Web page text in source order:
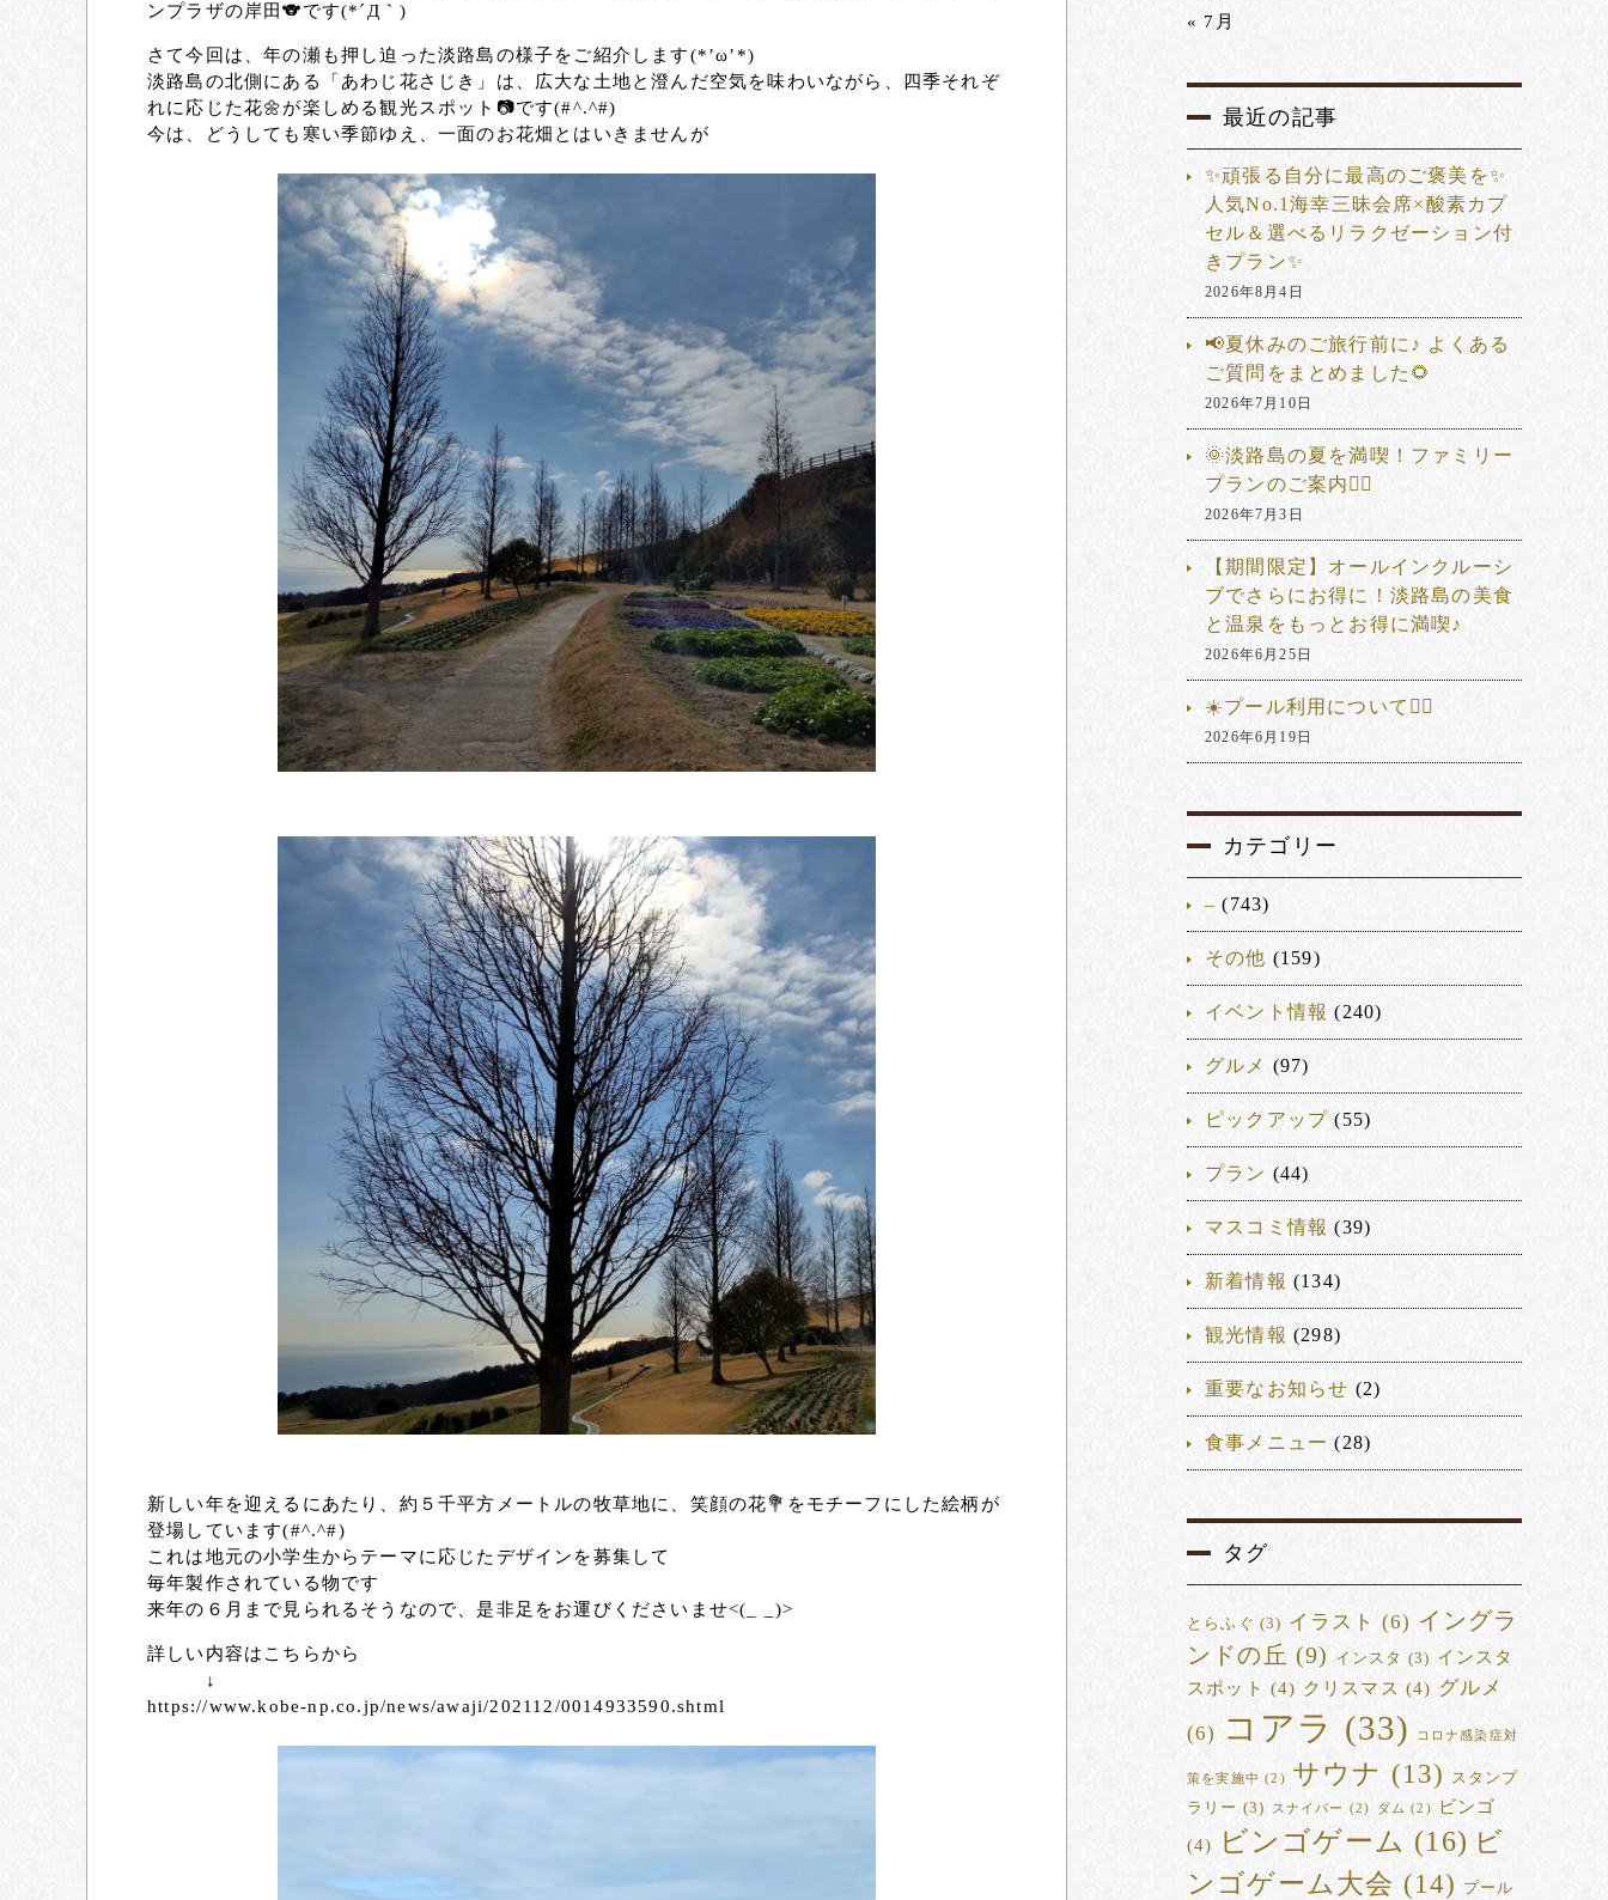
ンプラザの岸田🐨です(*´Д｀)
さて今回は、年の瀬も押し迫った淡路島の様子をご紹介します(*’ω’*)
淡路島の北側にある「あわじ花さじき」は、広大な土地と澄んだ空気を味わいながら、四季それぞ
れに応じた花🌼が楽しめる観光スポット📷です(#^.^#)
今は、どうしても寒い季節ゆえ、一面のお花畑とはいきませんが
新しい年を迎えるにあたり、約５千平方メートルの牧草地に、笑顔の花💐をモチーフにした絵柄が
登場しています(#^.^#)
これは地元の小学生からテーマに応じたデザインを募集して
毎年製作されている物です
来年の６月まで見られるそうなので、是非足をお運びくださいませ<(_ _)>
詳しい内容はこちらから
↓
https://www.kobe-np.co.jp/news/awaji/202112/0014933590.shtml
« 7月
最近の記事
✨頑張る自分に最高のご褒美を✨
人気No.1海幸三昧会席×酸素カプ
セル＆選べるリラクゼーション付
きプラン✨
2026年8月4日
📢夏休みのご旅行前に♪ よくある
ご質問をまとめました🌻
2026年7月10日
🌞淡路島の夏を満喫！ファミリー
プランのご案内🏊‍♂️
2026年7月3日
【期間限定】オールインクルーシ
ブでさらにお得に！淡路島の美食
と温泉をもっとお得に満喫♪
2026年6月25日
☀️プール利用について🏊‍♂️
2026年6月19日
カテゴリー
– (743)
その他 (159)
イベント情報 (240)
グルメ (97)
ピックアップ (55)
プラン (44)
マスコミ情報 (39)
新着情報 (134)
観光情報 (298)
重要なお知らせ (2)
食事メニュー (28)
タグ
とらふぐ (3) イラスト (6) イングラ
ンドの丘 (9) インスタ (3) インスタ
スポット (4) クリスマス (4) グルメ
(6)
コアラ (33) コロナ感染症対
策を実施中 (2) サウナ (13)
スタンプ
ラリー (3) スナイパー (2) ダム (2)
ビンゴ
(4)
ビンゴゲーム (16) ビ
ンゴゲーム大会 (14)
プール